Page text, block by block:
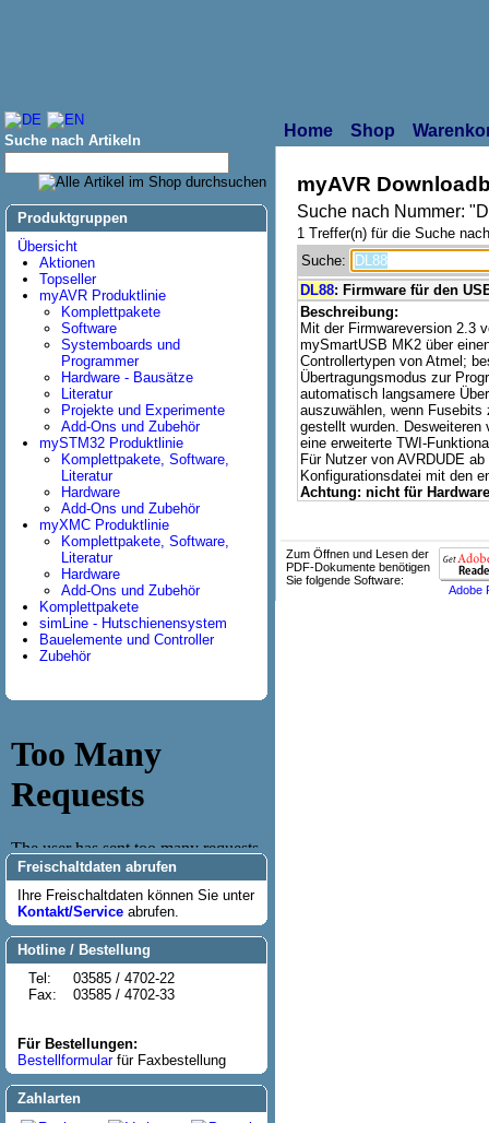
Suche nach Artikeln
Produktgruppen
Übersicht
Aktionen
Topseller
myAVR Produktlinie
Komplettpakete
Software
Systemboards und
Programmer
Hardware - Bausätze
Literatur
Projekte und Experimente
Add-Ons und Zubehör
mySTM32 Produktlinie
Komplettpakete, Software,
Literatur
Hardware
Add-Ons und Zubehör
myXMC Produktlinie
Komplettpakete, Software,
Literatur
Hardware
Add-Ons und Zubehör
Komplettpakete
simLine - Hutschienensystem
Bauelemente und Controller
Zubehör
Freischaltdaten abrufen
Ihre Freischaltdaten können Sie unter
Kontakt/Service abrufen.
Hotline / Bestellung
Tel:
Fax:
03585 / 4702-22
03585 / 4702-33
Für Bestellungen:
Bestellformularfür Faxbestellung
Zahlarten
Home Shop
myAVR
Suche nach Nummer:
1 Treffer(n) für die Suche
Suche:
DL88: Firmware für den
Beschreibung:
Mit der Firmwareversion 2.3
mySmartUSB MK2 über
Controllertypen von Atmel;
Übertragungsmodus zur
automatisch langsamere
auszuwählen, wenn
gestellt wurden. Desweiteren
eine erweiterte TWI-
Für Nutzer von AVRDUDE
Konfigurationsdatei mit den
Achtung: nicht für
Zum Öffnen und Lesen der
PDF-Dokumente benötigen
Sie folgende Software:
Adobe